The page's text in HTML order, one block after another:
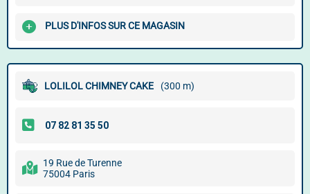
PLUS D'INFOS SUR CE MAGASIN
LOLILOL CHIMNEY CAKE (300 m)
19 Rue de Turenne
75004 Paris